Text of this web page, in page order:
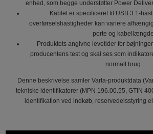
enhed, som begge understøtter Power
Kablet er specificeret til USB 3.1-
overførselshastigheder kan variere
porte og kabellængde.
Produktets angivne levetider for
producentens test og skal ses som
normalt brug.
Denne beskrivelse samler Varta-produktdata
tekniske identifikatorer (MPN 196.00.55, GTIN
identifikation ved indkøb, reservedelsstyring